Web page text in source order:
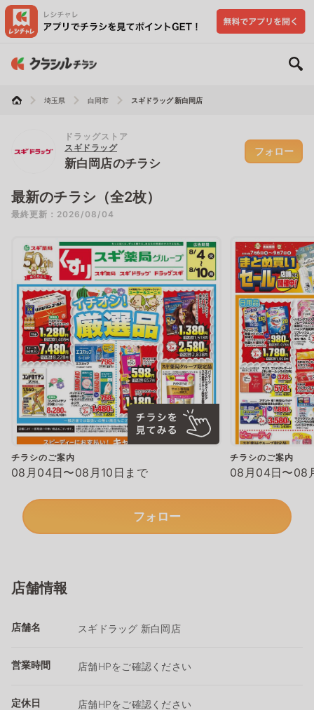
埼玉県 白岡市 スギドラッグ 新白岡店
ドラッグストア
スギドラッグ
新白岡店のチラシ
フォロー
最新のチラシ（全2枚）
最終更新：2026/08/04
チラシのご案内
08月04日〜08月10日まで
チラシのご案内
08月04日〜08
フォロー
店舗情報
店舗名 スギドラッグ 新白岡店
営業時間 店舗HPをご確認ください
定休日 店舗HPをご確認ください